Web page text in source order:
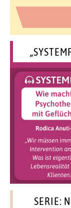
SERIE: